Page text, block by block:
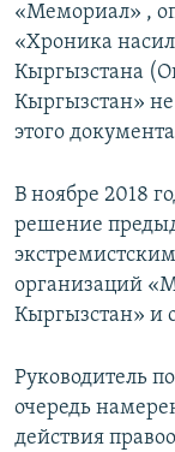
«Мемориал» ,
«Хроника
Кыргызстана
Кыргызстан»
этого
В ноябре 2018
решение
организаций
Кыргызстан» и
Руководитель
очередь
действия